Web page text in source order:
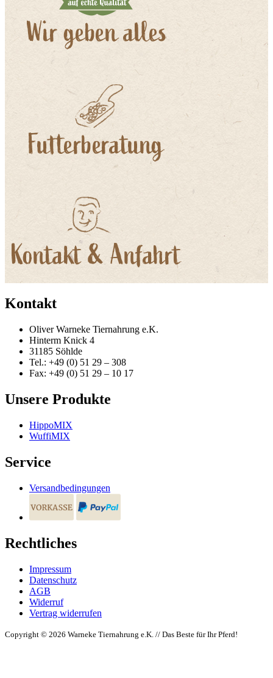
Kontakt
Oliver Warneke Tiernahrung e.K.
Hinterm Knick 4
31185 Söhlde
Tel.: +49 (0) 51 29 – 308
Fax: +49 (0) 51 29 – 10 17
Unsere Produkte
HippoMIX
WuffiMIX
Service
Versandbedingungen
Rechtliches
Impressum
Datenschutz
AGB
Widerruf
Vertrag widerrufen
Copyright © 2026 Warneke Tiernahrung e.K. // Das Beste für Ihr Pferd!